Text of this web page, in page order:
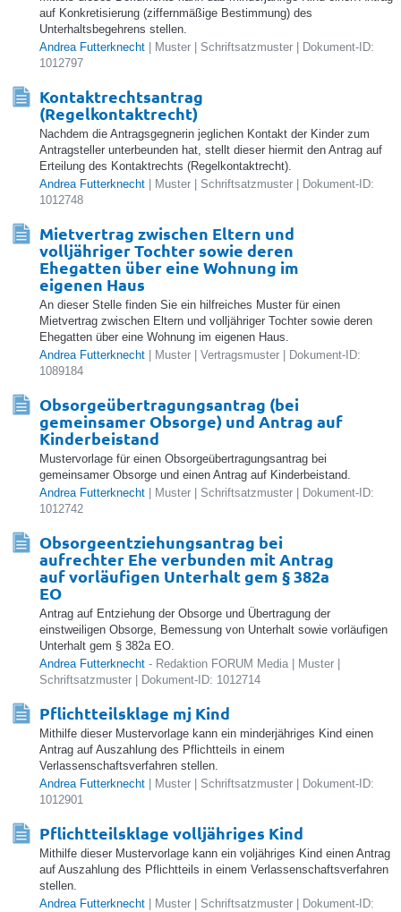
auf Konkretisierung (ziffernmäßige Bestimmung) des
Unterhaltsbegehrens stellen.
Andrea Futterknecht | Muster | Schriftsatzmuster | Dokument-ID:
1012797
Kontaktrechtsantrag
(Regelkontaktrecht)
Nachdem die Antragsgegnerin jeglichen Kontakt der Kinder zum
Antragsteller unterbeunden hat, stellt dieser hiermit den Antrag auf
Erteilung des Kontaktrechts (Regelkontaktrecht).
Andrea Futterknecht | Muster | Schriftsatzmuster | Dokument-ID:
1012748
Mietvertrag zwischen Eltern und
volljähriger Tochter sowie deren
Ehegatten über eine Wohnung im
eigenen Haus
An dieser Stelle finden Sie ein hilfreiches Muster für einen
Mietvertrag zwischen Eltern und volljähriger Tochter sowie deren
Ehegatten über eine Wohnung im eigenen Haus.
Andrea Futterknecht | Muster | Vertragsmuster | Dokument-ID:
1089184
Obsorgeübertragungsantrag (bei
gemeinsamer Obsorge) und Antrag auf
Kinderbeistand
Mustervorlage für einen Obsorgeübertragungsantrag bei
gemeinsamer Obsorge und einen Antrag auf Kinderbeistand.
Andrea Futterknecht | Muster | Schriftsatzmuster | Dokument-ID:
1012742
Obsorgeentziehungsantrag bei
aufrechter Ehe verbunden mit Antrag
auf vorläufigen Unterhalt gem § 382a
EO
Antrag auf Entziehung der Obsorge und Übertragung der
einstweiligen Obsorge, Bemessung von Unterhalt sowie vorläufigen
Unterhalt gem § 382a EO.
Andrea Futterknecht - Redaktion FORUM Media | Muster |
Schriftsatzmuster | Dokument-ID: 1012714
Pflichtteilsklage mj Kind
Mithilfe dieser Mustervorlage kann ein minderjähriges Kind einen
Antrag auf Auszahlung des Pflichtteils in einem
Verlassenschaftsverfahren stellen.
Andrea Futterknecht | Muster | Schriftsatzmuster | Dokument-ID:
1012901
Pflichtteilsklage volljähriges Kind
Mithilfe dieser Mustervorlage kann ein voljähriges Kind einen Antrag
auf Auszahlung des Pflichtteils in einem Verlassenschaftsverfahren
stellen.
Andrea Futterknecht | Muster | Schriftsatzmuster | Dokument-ID: